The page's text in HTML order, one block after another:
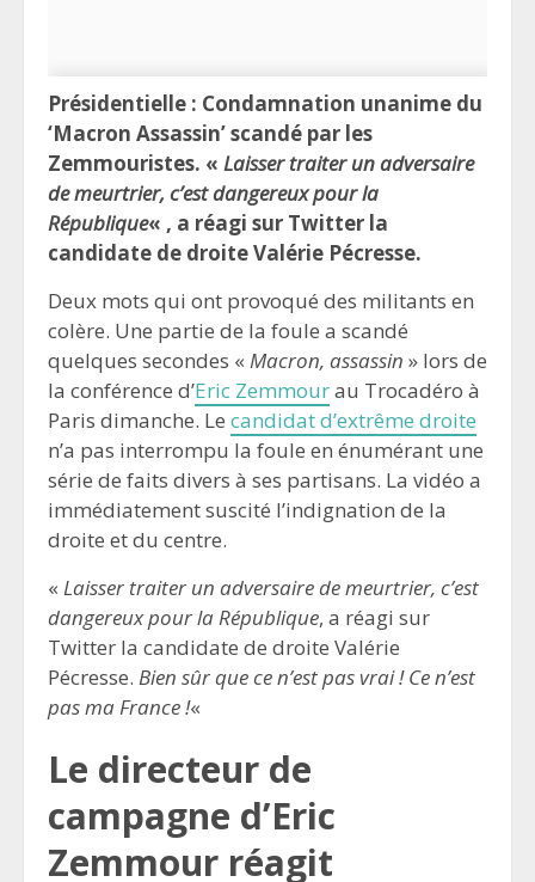
Présidentielle : Condamnation unanime du
‘Macron Assassin’ scandé par les
Zemmouristes. « Laisser traiter un adversaire
de meurtrier, c’est dangereux pour la
République« , a réagi sur Twitter la
candidate de droite Valérie Pécresse.
Deux mots qui ont provoqué des militants en
colère. Une partie de la foule a scandé
quelques secondes « Macron, assassin » lors de
la conférence d’Eric Zemmourau Trocadéro à
Paris dimanche. Le candidat d’extrême droite
n’a pas interrompu la foule en énumérant une
série de faits divers à ses partisans. La vidéo a
immédiatement suscité l’indignation de la
droite et du centre.
« Laisser traiter un adversaire de meurtrier, c’est
dangereux pour la République, a réagi sur
Twitter la candidate de droite Valérie
Pécresse. Bien sûr que ce n’est pas vrai ! Ce n’est
pas ma France !«
Le directeur de
campagne d’Eric
Zemmour réagit